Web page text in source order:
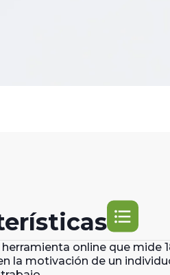
format_list_bulleted
herramienta online que mide
la motivación de un